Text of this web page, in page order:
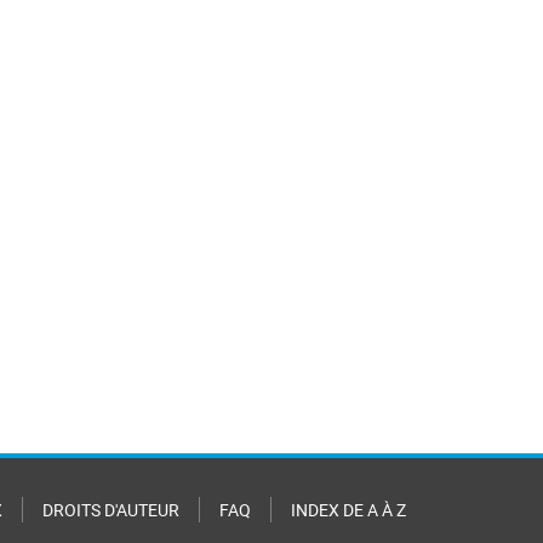
DROITS D'AUTEUR FAQ INDEX DE A À Z